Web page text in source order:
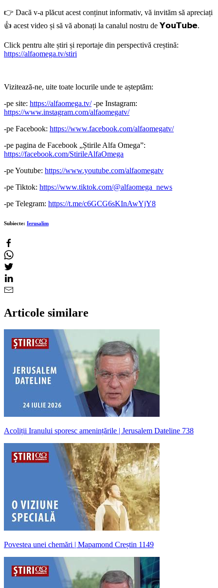
👉 Dacă v-a plăcut acest conținut informativ, vă invităm să apreciați
👍 acest video și să vă abonați la canalul nostru de 𝗬𝗼𝘂𝗧𝘂𝗯𝗲.
Click pentru alte știri și reportaje din perspectivă creștină:
https://alfaomega.tv/stiri
Vizitează-ne, uite toate locurile unde te așteptăm:
-pe site: https://alfaomega.tv/-pe Instagram:
https://www.instagram.com/alfaomegatv/
-pe Facebook: https://www.facebook.com/alfaomegatv/
-pe pagina de Facebook „Știrile Alfa Omega”:
https://facebook.com/StirileAlfaOmega
-pe Youtube: https://www.youtube.com/alfaomegatv
-pe Tiktok: https://www.tiktok.com/@alfaomega_news
-pe Telegram: https://t.me/c6GCG6sKInAwYjY8
Subiecte: Ierusalim
Articole similare
Acoliții Iranului sporesc amenințările | Jerusalem Dateline 738
Povestea unei chemări | Mapamond Creștin 1149